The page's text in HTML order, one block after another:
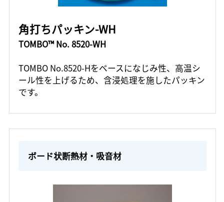
角打ちパッキン-WH
TOMBO™ No. 8520-WH
TOMBO No.8520-Hをベースになじみ性、高温シ
ール性を上げるため、含浸処理を施したパッキン
です。
ボード状断熱材・吸音材